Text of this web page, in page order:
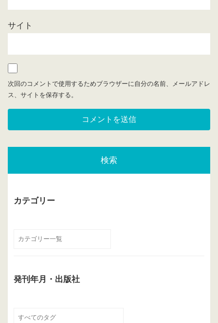
サイト
次回のコメントで使用するためブラウザーに自分の名前、メールアドレ
ス、サイトを保存する。
検索
カテゴリー
発刊年月・出版社